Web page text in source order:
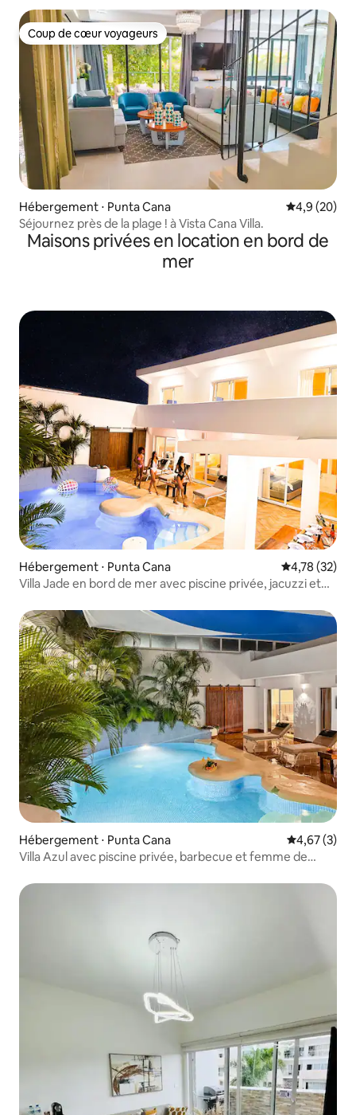
Coup de cœur voyageurs
Coup de cœur voyageurs
Hébergement ⋅ Punta Cana Évaluation
4,9 (20)
Séjournez près de la plage ! à Vista Cana Villa.
Maisons privées en location en bord de
mer
Hébergement ⋅ Punta Cana Évaluation
4,78 (32)
Villa Jade en bord de mer avec piscine privée, jacuzzi et
Hébergement ⋅ Punta Cana Évaluation
4,67 (3)
Villa Azul avec piscine privée, barbecue et femme de